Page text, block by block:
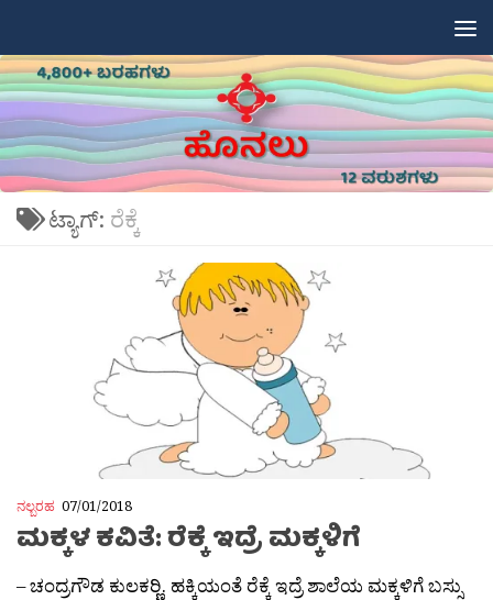
ಟ್ಯಾಗ್: ರೆಕ್ಕೆ
ನಲ್ಬರಹ 07/01/2018
ಮಕ್ಕಳ ಕವಿತೆ: ರೆಕ್ಕೆ ಇದ್ರೆ ಮಕ್ಕಳಿಗೆ
– ಚಂದ್ರಗೌಡ ಕುಲಕರ‍್ಣಿ. ಹಕ್ಕಿಯಂತೆ ರೆಕ್ಕೆ ಇದ್ರೆ ಶಾಲೆಯ ಮಕ್ಕಳಿಗೆ ಬಸ್ಸು